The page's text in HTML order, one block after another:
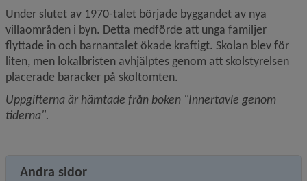
Under slutet av 1970-talet började byggandet av nya
villaområden i byn. Detta medförde att unga familjer
flyttade in och barnantalet ökade kraftigt. Skolan blev för
liten, men lokalbristen avhjälptes genom att skolstyrelsen
placerade baracker på skoltomten.
Uppgifterna är hämtade från boken "Innertavle genom
tiderna".
Andra sidor